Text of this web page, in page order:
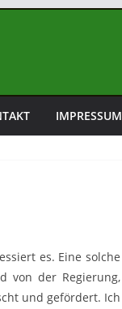
IMPRESSUM
es. Eine solche
von der Regierung,
und gefördert. Ich